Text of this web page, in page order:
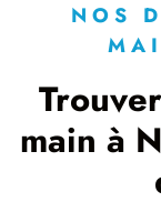
NOS
main à